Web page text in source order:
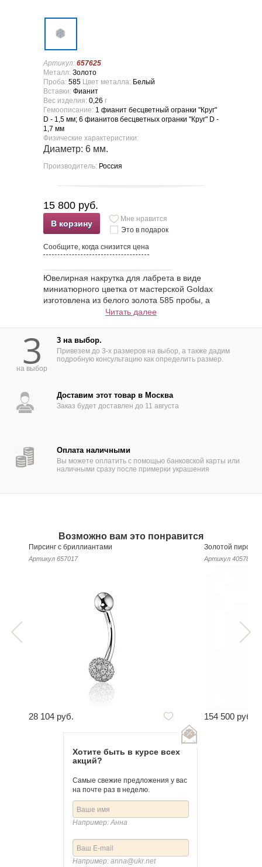
Артикул: 657625
Металл: Золото
Проба: 585 Цвет металла: Белый
Вставки: Фианит
Вес изделия: 0,26 г
Гемоописание: 1 фианит бесцветный огранки "Круг"
D - 1,5 мм; 6 фианитов бесцветных огранки "Круг" D -
1,7 мм
Физические характеристики:
Диаметр: 6 мм.
Производитель: Россия
15 800 руб.
В корзину
Мне нравится
Это в подарок
Сообщите, когда снизится цена
Ювелирная накрутка для лабрета в виде
миниатюрного цветка от мастерской Goldax
изготовлена из белого золота 585 пробы, а
сердцевина и шесть лепестков украшены
лаконичном произведении ювелирного
искусства наши мастера воплотили тренд на
природные мотивы в моде, чтобы вы могли
большинства пирсингов лица, включая
пирсинги уха, крыла носа, Монро, Мадонна,
оформлена фианитом огранки круг с
диаметром 1,5 мм, а лепестки сделаны из 6
фианитов с огранкой круг диаметром 1,7 мм.
585 или 750 пробы, из платины, и со
вставками из драгоценных или
полудрагоценных камней по вашему выбору.
Читать далее
3
на выбор
3 на выбор.
Привезем до 3-х размеров на выбор, а также дадим
подробную консультацию как определить размер.
Доставим этот товар в Москва
Заказ будет доставлен до 11 августа
Оплата наличными
Вы можете оплатить с помощью банковской карты или
наличными сразу после примерки украшения
Возможно вам это понравится
Пирсинг с бриллиантами
Артикул 657017
28 104 руб.
Золотой
Артикул 405789
154 500 руб.
Хотите быть в курсе всех
акций?
Самые свежие предложения у вас
на почте раз в неделю.
Например: Анна
Например: anna@ukr.net